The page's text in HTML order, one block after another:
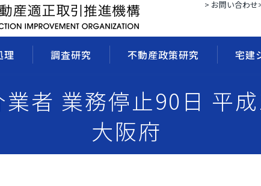
> お問い合わせ
理 調査研究 不動産政策研究 宅建
業者 業務停止90日 平
大阪府